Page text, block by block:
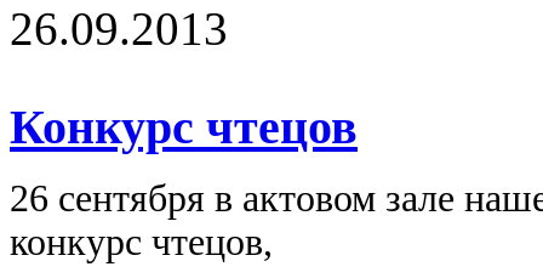
26.09.2013
Конкурс чтецов
26 сентября в актовом зале
конкурс чтецов,